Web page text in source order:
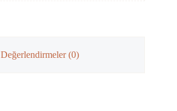
Değerlendirmeler (0)